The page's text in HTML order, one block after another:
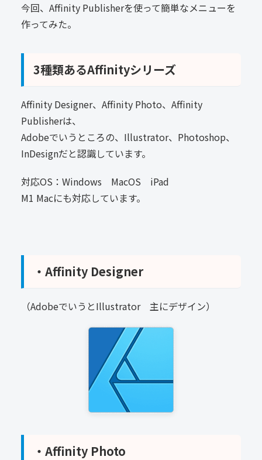
今回、Affinity Publisherを使って簡単なメニューを
作ってみた。
3種類あるAffinityシリーズ
Affinity Designer、Affinity Photo、Affinity
Publisherは、
Adobeでいうところの、Illustrator、Photoshop、
InDesignだと認識しています。
対応OS：Windows MacOS iPad
M1 Macにも対応しています。
・Affinity Designer
（AdobeでいうとIllustrator 主にデザイン）
・Affinity Photo